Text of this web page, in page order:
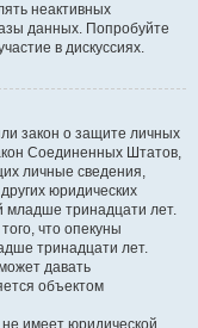
неактивных
данных. Попробуйте
в дискуссиях.
закон о защите личных
Соединенных Штатов,
личные сведения,
юридических
младше тринадцати лет.
что опекуны
тринадцати лет.
давать
объектом
имеет юридической